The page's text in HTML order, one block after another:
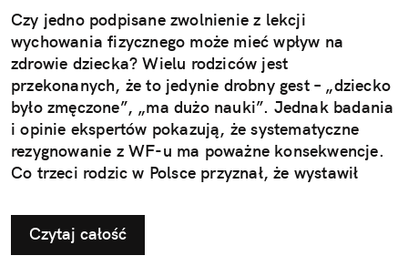
Czy jedno podpisane zwolnienie z lekcji
wychowania fizycznego może mieć wpływ na
zdrowie dziecka? Wielu rodziców jest
przekonanych, że to jedynie drobny gest – „dziecko
było zmęczone”, „ma dużo nauki”. Jednak badania
i opinie ekspertów pokazują, że systematyczne
rezygnowanie z WF-u ma poważne konsekwencje.
Co trzeci rodzic w Polsce przyznał, że wystawił
ruchowych. Ta pozornie niewinna decyzja w
dłuższej perspektywie odbiera najmłodszym szansę
na prawidłowy rozwój i budowanie odporności, a
Czytaj całość